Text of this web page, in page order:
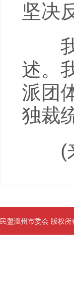
坚决
我
述。
派团
独裁
(来
民盟温州市委会 版权